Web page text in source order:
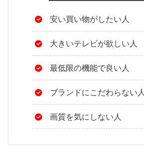
安い買い物がしたい人
大きいテレビが欲しい人
最低限の機能で良い人
ブランドにこだわらない人
画質を気にしない人